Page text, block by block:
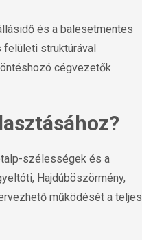
és a balesetmentes
felületi struktúrával
cégvezetők
szélességek és a
Hajdúböszörmény,
működését a teljes